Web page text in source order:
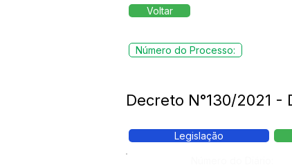
Voltar
Número do Processo:
Decreto N°130/2021
Legislação